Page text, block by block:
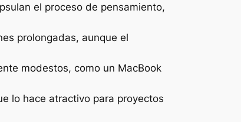
el proceso de pensamiento,
prolongadas, aunque el
modestos, como un MacBook
lo hace atractivo para proyectos